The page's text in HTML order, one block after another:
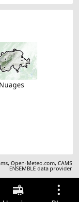
Nuages
,Open-Meteo.com,CAMS
ENSEMBLE data provider